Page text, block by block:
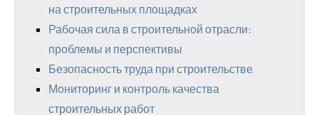
на строительных площадках
Рабочая сила в строительной отрасли:
проблемы и перспективы
Безопасность труда при строительстве
Мониторинг и контроль качества
строительных работ